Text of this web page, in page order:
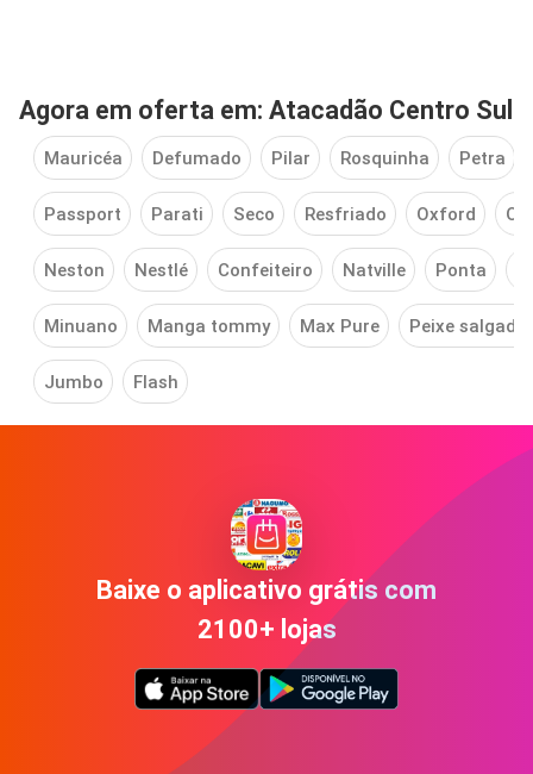
Agora em oferta em: Atacadão Centro Sul
Mauricéa Defumado Pilar Rosquinha Petra
Passport Parati Seco Resfriado Oxford
Neston Nestlé Confeiteiro Natville Ponta
Minuano Manga tommy Max Pure Peixe salgado
Jumbo Flash
Baixe o aplicativo grátis com
2100+ lojas